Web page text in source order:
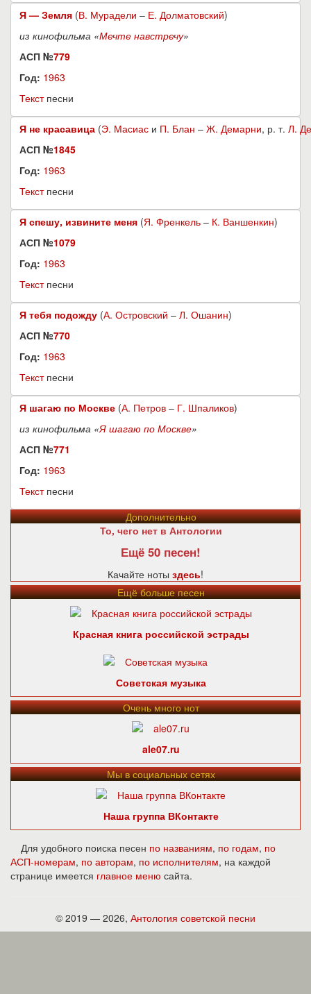
Я — Земля (В. Мурадели – Е. Долматовский)
из кинофильма «Мечте навстречу»
АСП №779
Год: 1963
Текстпесни
Я не красавица (Э. Масиас и П. Блан – Ж. Демарни, р. т. Л.
АСП №1845
Год: 1963
Текстпесни
Я спешу, извините меня (Я. Френкель – К. Ваншенкин)
АСП №1079
Год: 1963
Текстпесни
Я тебя подожду (А. Островский – Л. Ошанин)
АСП №770
Год: 1963
Текстпесни
Я шагаю по Москве (А. Петров – Г. Шпаликов)
из кинофильма «Я шагаю по Москве»
АСП №771
Год: 1963
Текстпесни
Дополнительно
То, чего нет в Антологии
Ещё 50 песен!
Качайте ноты здесь!
Ещё больше песен
Красная книга российской эстрады
Советская музыка
Очень много нот
ale07.ru
Мы в социальных сетях
Наша группа ВКонтакте
Для удобного поиска песен по названиям, по годам, по
АСП-номерам, по авторам, по исполнителям, на каждой
странице имеется главное меню сайта.
© 2019 — 2026, Антология советской песни